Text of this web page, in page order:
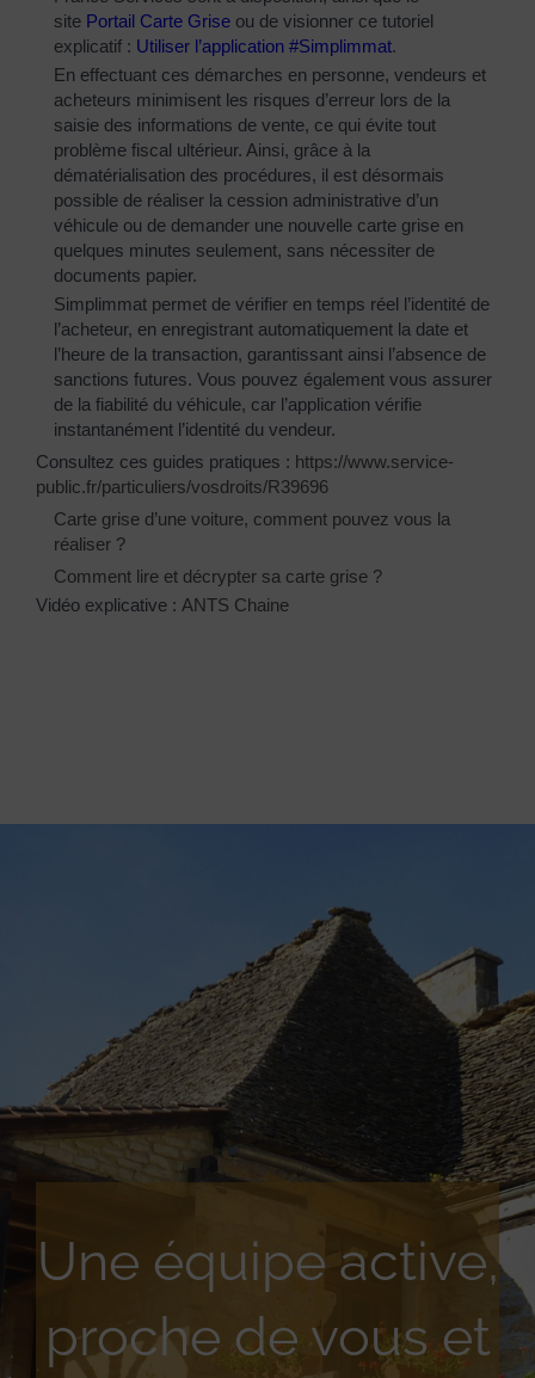
site Portail Carte Grise ou de visionner ce tutoriel
explicatif : Utiliser l’application #Simplimmat.
En effectuant ces démarches en personne, vendeurs et
acheteurs minimisent les risques d’erreur lors de la
saisie des informations de vente, ce qui évite tout
problème fiscal ultérieur. Ainsi, grâce à la
dématérialisation des procédures, il est désormais
possible de réaliser la cession administrative d’un
véhicule ou de demander une nouvelle carte grise en
quelques minutes seulement, sans nécessiter de
documents papier.
Simplimmat permet de vérifier en temps réel l’identité de
l’acheteur, en enregistrant automatiquement la date et
l’heure de la transaction, garantissant ainsi l’absence de
sanctions futures. Vous pouvez également vous assurer
de la fiabilité du véhicule, car l’application vérifie
instantanément l’identité du vendeur.
Consultez ces guides pratiques : https://www.service-
public.fr/particuliers/vosdroits/R39696
Carte grise d’une voiture, comment pouvez vous la
réaliser ?
Comment lire et décrypter sa carte grise ?
Vidéo explicative : ANTS Chaine
Une équipe active,
proche de vous et